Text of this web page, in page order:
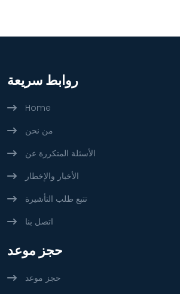
روابط سريعة
Home
من نحن
الأسئلة المتكررة عن
الأخبار والإخطار
تتبع طلب التأشيرة
اتصل بنا
حجز موعد
حجز موعد